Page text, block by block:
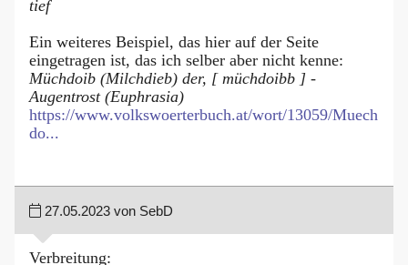
tief
Ein weiteres Beispiel, das hier auf der Seite
eingetragen ist, das ich selber aber nicht kenne:
Müchdoib (Milchdieb) der, [ müchdoibb ] -
Augentrost (Euphrasia)
https://www.volkswoerterbuch.at/wort/13059/Muech
do...
27.05.2023 von SebD
Verbreitung: